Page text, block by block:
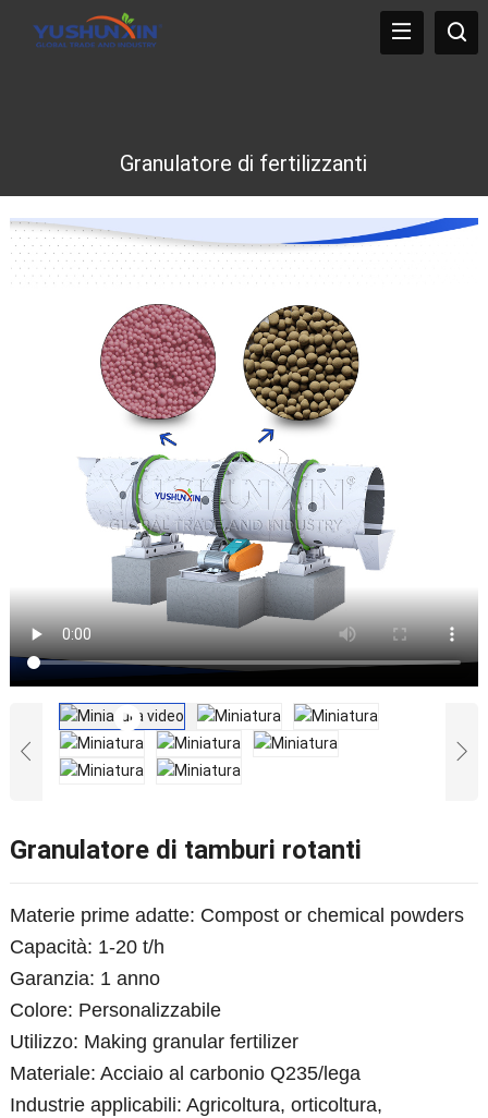
Granulatore di fertilizzanti
Granulatore di tamburi rotanti
Materie prime adatte: Compost or chemical powders
Capacità: 1-20 t/h
Garanzia: 1 anno
Colore: Personalizzabile
Utilizzo: Making granular fertilizer
Materiale: Acciaio al carbonio Q235/lega
Industrie applicabili: Agricoltura, orticoltura,